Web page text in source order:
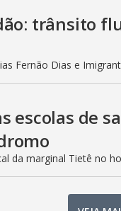
trânsito
Fernão Dias e
escolas de
da marginal Tietê no